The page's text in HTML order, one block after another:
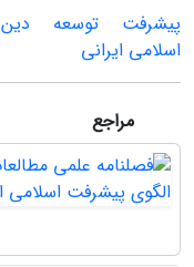
پیشرفت
توسعه دین
اسلامی ایرانی
مراجع